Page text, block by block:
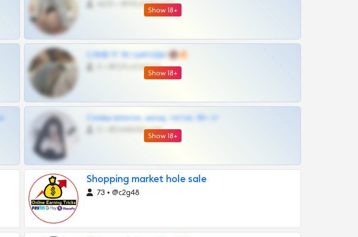
Show 18+
@MILKPRIVATES39BOT
Show 18+
СЛИВ ТГ 18 | ШКОДЫ 🔞🔥
@OPLATAPODPSK1BOT
Show 18+
Сливы вписок, шкод, теток, 18+ тг
@DARK15FLOWSBOT
Shopping market hole sale
73 • @c2g48